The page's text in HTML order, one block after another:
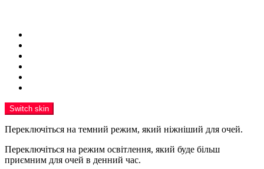
Switch skin
Переключіться на темний режим, який ніжніший для очей.
Переключіться на режим освітлення, який буде більш
приємним для очей в денний час.